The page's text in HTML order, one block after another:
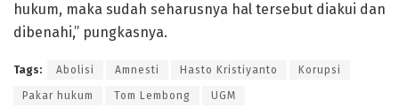
hukum, maka sudah seharusnya hal tersebut diakui dan
dibenahi,” pungkasnya.
Tags: Abolisi Amnesti Hasto Kristiyanto Korupsi
Pakar hukum Tom Lembong UGM